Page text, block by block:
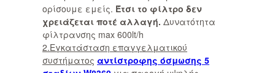
ορίσουμε εμείς. Έτσι το φίλτρο δεν
χρειάζεται ποτέ αλλαγή. Δυνατότητα
φίλτρανσης max 600lt/h
2.Εγκατάσταση επαγγελματικού
συστήματος αντίστροφης όσμωσης 5